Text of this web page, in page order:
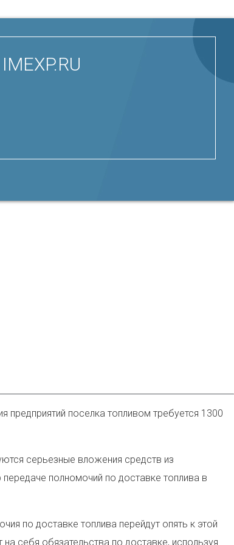
поселка топливом требуется 1300
серьезные вложения средств из
полномочий по доставке топлива в
по доставке топлива перейдут опять к этой
себя обязательства по доставке, используя